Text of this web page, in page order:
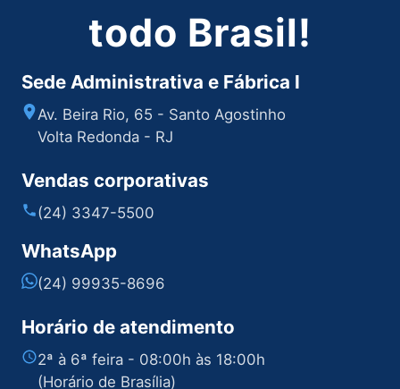
todo Brasil!
Sede Administrativa e Fábrica I
Av. Beira Rio, 65 - Santo Agostinho
Volta Redonda - RJ
Vendas corporativas
(24) 3347-5500
WhatsApp
(24) 99935-8696
Horário de atendimento
2ª à 6ª feira - 08:00h às 18:00h
(Horário de Brasília)